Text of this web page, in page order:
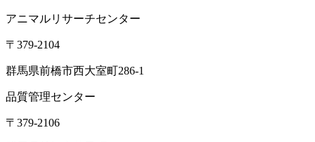
アニマルリサーチセンター
〒379-2104
群馬県前橋市西大室町286-1
品質管理センター
〒379-2106